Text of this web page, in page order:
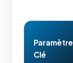
Paramètre
Clé